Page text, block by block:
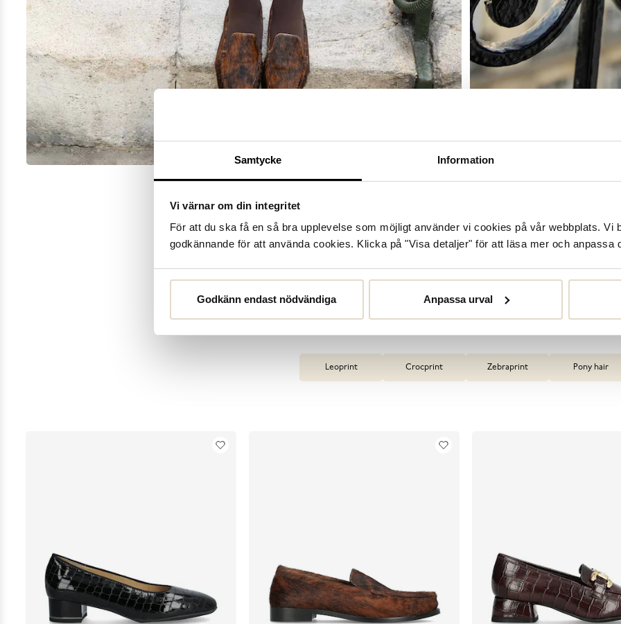
Samtycke Information
Vi värnar om din integritet
För att du ska få en så bra upplevelse som möjligt använder vi cookies på vår webbplats. Vi
godkännande för att använda cookies. Klicka på "Visa detaljer" för att läsa mer och
Godkänn endast nödvändiga Anpassa urval
Det bästa med djurmönstrade skor är att de aldrig blir omoderna. De är lika
Leoprint Crocprint Zebraprint Pony hair